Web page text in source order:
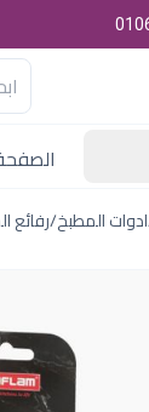
ادوات المطبخ/رفائع